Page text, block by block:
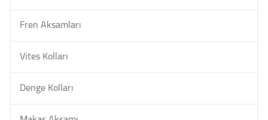
Fren Aksamları
Vites Kolları
Denge Kolları